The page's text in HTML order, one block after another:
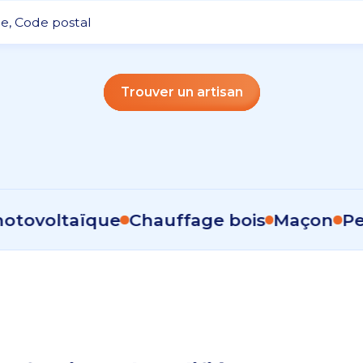
Trouver un artisan
Chauffage bois Maçon Peintre